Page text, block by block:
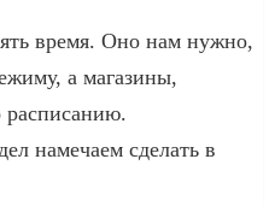
время. Оно нам нужно,
а магазины,
намечаем сделать в